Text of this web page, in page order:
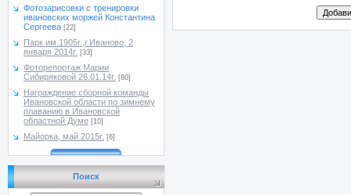
Фотозарисовки с тренировки
ивановских моржей Константина
Сергеева [22]
Парк им.1905г.,г.Иваново, 2
января 2014г. [33]
Фоторепортаж Марии
Сибиряковой 26.01.14г. [80]
Награждение сборной команды
Ивановской области по зимнему
плаванию в Ивановской
областной Думе [10]
Майорка, май 2015г. [6]
Поиск